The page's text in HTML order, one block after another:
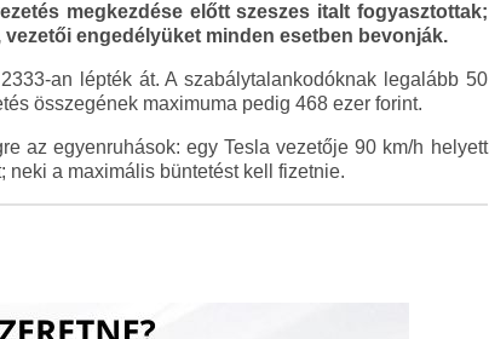
megkezdése előtt szeszes italt fogyasztottak;
engedélyüket minden esetben bevonják.
an lépték át. A szabálytalankodóknak legalább 50
összegének maximuma pedig 468 ezer forint.
az egyenruhások: egy Tesla vezetője 90 km/h helyett
neki a maximális büntetést kell fizetnie.